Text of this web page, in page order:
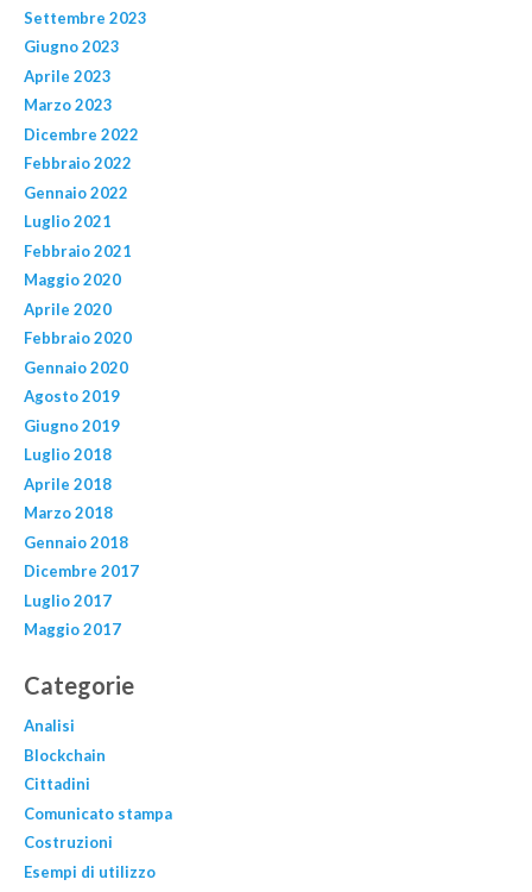
Settembre 2023
Giugno 2023
Aprile 2023
Marzo 2023
Dicembre 2022
Febbraio 2022
Gennaio 2022
Luglio 2021
Febbraio 2021
Maggio 2020
Aprile 2020
Febbraio 2020
Gennaio 2020
Agosto 2019
Giugno 2019
Luglio 2018
Aprile 2018
Marzo 2018
Gennaio 2018
Dicembre 2017
Luglio 2017
Maggio 2017
Categorie
Analisi
Blockchain
Cittadini
Comunicato stampa
Costruzioni
Esempi di utilizzo